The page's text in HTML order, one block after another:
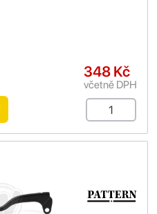
348 Kč
včetně DPH